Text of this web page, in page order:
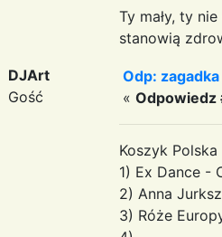
Ty mały, ty
stanowią
DJArt
Gość
Odp:
« Odpowiedz
Koszyk Polska
1) Ex Dance -
2) Anna
3) Róże